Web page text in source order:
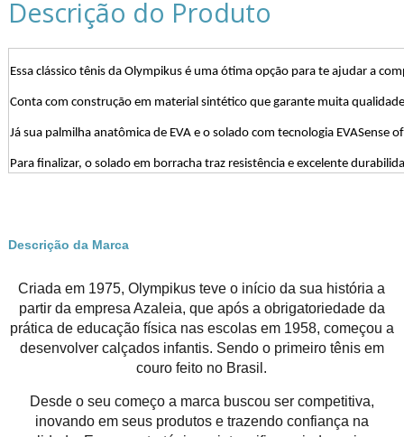
Descrição do Produto
Essa clássico tênis da Olympikus é uma ótima opção para te ajudar a
Conta com construção em material sintético que garante muita
Já sua palmilha anatômica de EVA e o solado com tecnologia EVASense
Para finalizar, o solado em borracha traz resistência e excelente
Descrição da Marca
Criada em 1975, Olympikus teve o início da sua história a
partir da empresa Azaleia, que após a obrigatoriedade da
prática de educação física nas escolas em 1958, começou a
desenvolver calçados infantis. Sendo o primeiro tênis em
couro feito no Brasil.
Desde o seu começo a marca buscou ser competitiva,
inovando em seus produtos e trazendo confiança na